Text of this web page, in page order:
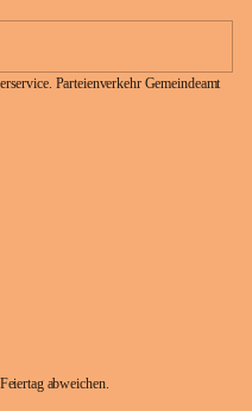
Parteienverkehr Gemeindeamt
abweichen.